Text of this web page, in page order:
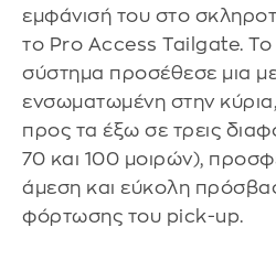
εμφάνισή του στο
το Pro Access Tailgate.
σύστημα προσέθεσε μια
ενσωματωμένη στην κύρια,
προς τα έξω σε τρεις
70 και 100 μοιρών),
άμεση και εύκολη
φόρτωσης του pick-up.